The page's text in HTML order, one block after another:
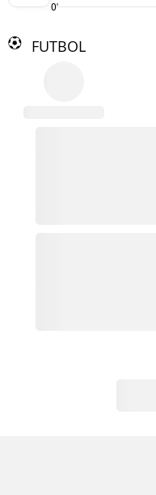
0'
FUTBOL